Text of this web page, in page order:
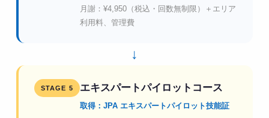
月謝：¥4,950（税込・回数無制限）＋エリア
利用料、管理費
↓
STAGE 5 エキスパートパイロットコース
取得：JPA エキスパートパイロット技能証